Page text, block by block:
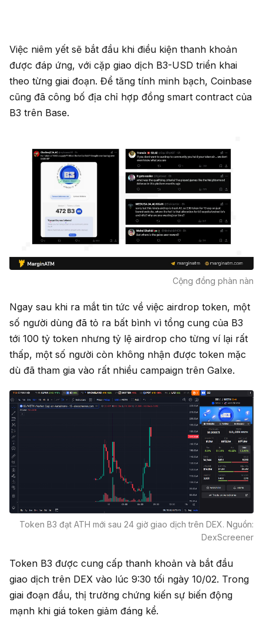
Việc niêm yết sẽ bắt đầu khi điều kiện thanh khoản
được đáp ứng, với cặp giao dịch B3-USD triển khai
theo từng giai đoạn. Để tăng tính minh bạch, Coinbase
cũng đã công bố địa chỉ hợp đồng smart contract của
B3 trên Base.
Cộng đồng phàn nàn
Ngay sau khi ra mắt tin tức về việc airdrop token, một
số người dùng đã tỏ ra bất bình vì tổng cung của B3
tới 100 tỷ token nhưng tỷ lệ airdrop cho từng ví lại rất
thấp, một số người còn không nhận được token mặc
dù đã tham gia vào rất nhiều campaign trên Galxe.
Token B3 đạt ATH mới sau 24 giờ giao dịch trên DEX. Nguồn:
DexScreener
Token B3 được cung cấp thanh khoản và bắt đầu
giao dịch trên DEX vào lúc 9:30 tối ngày 10/02. Trong
giai đoạn đầu, thị trường chứng kiến sự biến động
mạnh khi giá token giảm đáng kể.